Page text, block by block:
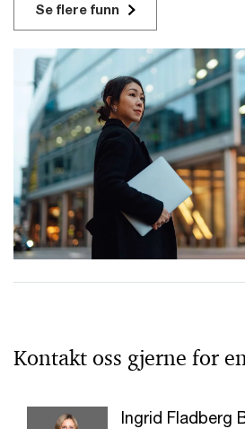
Se flere funn
Kontakt oss gjerne for
Ingrid Fladberg